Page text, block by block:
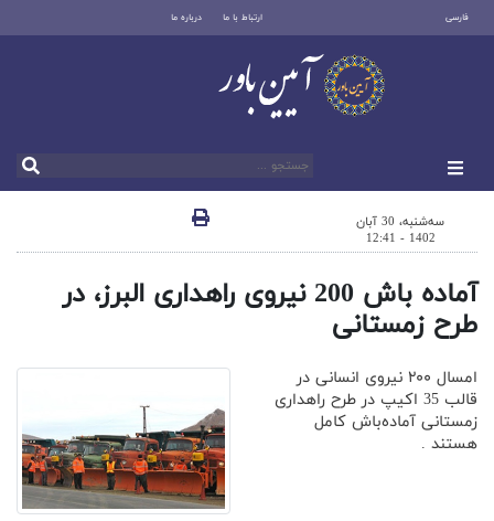
فارسی ارتباط با ما درباره ما
سه‌شنبه، 30 آبان
1402 - 12:41
آماده باش 200 نیروی راهداری البرز، در
طرح زمستانی
امسال ۲۰۰ نیروی انسانی در
قالب 35 اکیپ در طرح راهداری
زمستانی آماده‌باش کامل
هستند .